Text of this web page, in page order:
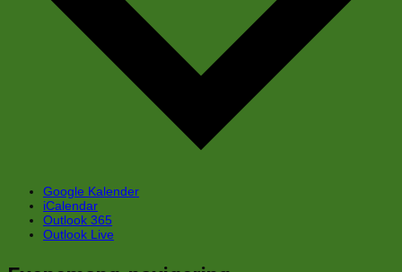
Google Kalender
iCalendar
Outlook 365
Outlook Live